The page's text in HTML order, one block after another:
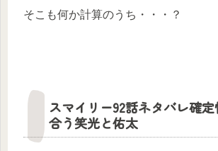
そこも何か計算のうち・・・？
スマイリー92話ネタバレ確
合う笑光と佑太